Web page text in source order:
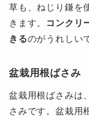
草も、ねじり鎌を
きます。 コンクリ
きるのがうれしい
盆栽用根ばさみ
盆栽用根ばさみは
さみです。盆栽用